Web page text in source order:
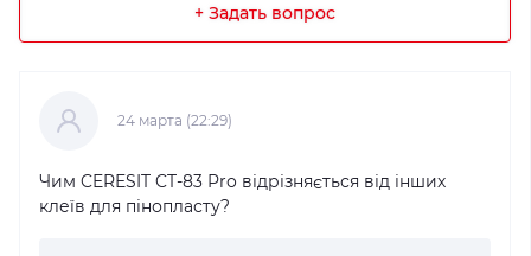
+ Задать вопрос
24 марта (22:29)
Чим CERESIT CT-83 Pro відрізняється від інших
клеїв для пінопласту?